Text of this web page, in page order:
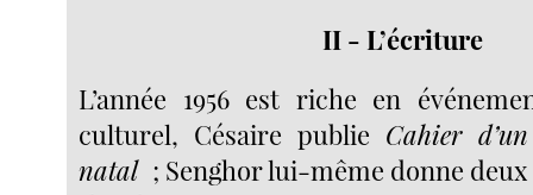
II - L’écriture
L’année 1956 est riche en
culturel, Césaire publie Cahier
natal ; Senghor lui-même donne